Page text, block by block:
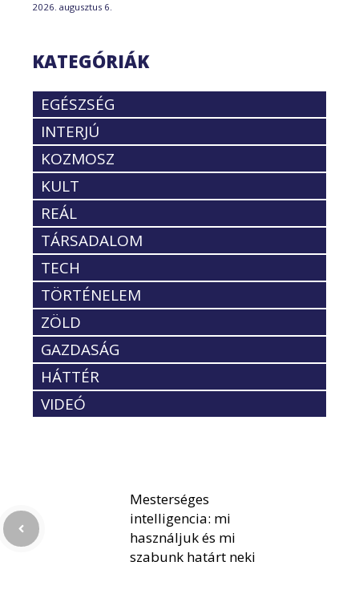
2026. augusztus 6.
KATEGÓRIÁK
EGÉSZSÉG
INTERJÚ
KOZMOSZ
KULT
REÁL
TÁRSADALOM
TECH
TÖRTÉNELEM
ZÖLD
GAZDASÁG
HÁTTÉR
VIDEÓ
Mesterséges
intelligencia: mi
használjuk és mi
szabunk határt neki